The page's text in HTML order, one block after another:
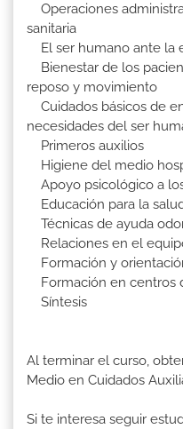
Operaciones
sanitaria
El ser humano ante la
Bienestar de los
reposo y movimiento
Cuidados básicos de
necesidades del ser
Primeros auxilios
Higiene del medio
Apoyo psicológico a
Educación para la
Técnicas de ayuda
Relaciones en el
Formación y
Formación en centros
Síntesis
Al terminar el curso,
Medio en Cuidados
Si te interesa seguir